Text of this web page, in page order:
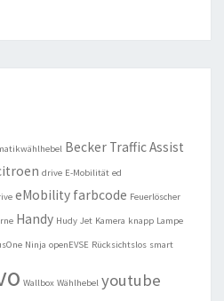
Becker Traffic Assist
drive E-Mobilität ed
eMobility farbcode Feuerlöscher
Handy Hudy Jet Kamera knapp Lampe
Ninja openEVSE Rücksichtslos smart
Wallbox Wählhebel youtube